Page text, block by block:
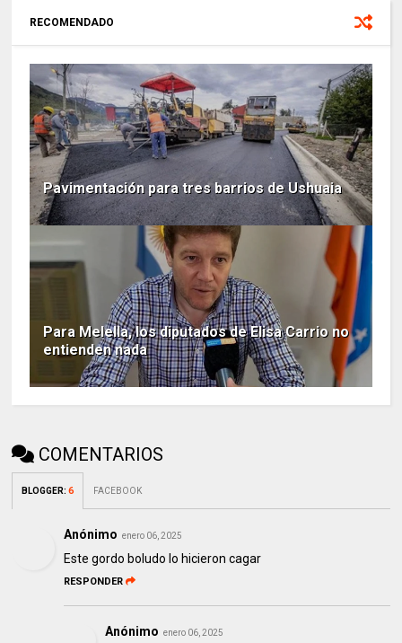
RECOMENDADO
Pavimentación para tres barrios de Ushuaia
Para Melella, los diputados de Elisa Carrio no
entienden nada
COMENTARIOS
BLOGGER:6 FACEBOOK
Anónimo enero 06, 2025
Este gordo boludo lo hicieron cagar
RESPONDER
Anónimo enero 06, 2025